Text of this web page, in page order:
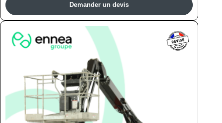
Demander un devis